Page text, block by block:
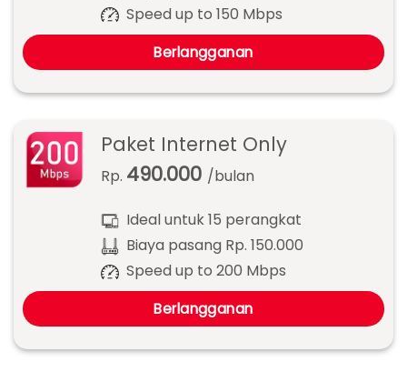
Speed up to 150 Mbps
Berlangganan
Paket Internet Only
Rp. 490.000 /bulan
Ideal untuk 15 perangkat
Biaya pasang Rp. 150.000
Speed up to 200 Mbps
Berlangganan